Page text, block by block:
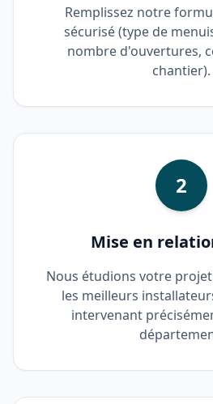
Remplissez notre
sécurisé (type de
nombre d'ouvertures,
chantier).
2
Mise en
Nous étudions votre
les meilleurs
intervenant